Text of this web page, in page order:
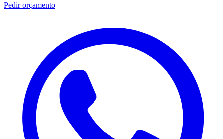
Pedir orçamento